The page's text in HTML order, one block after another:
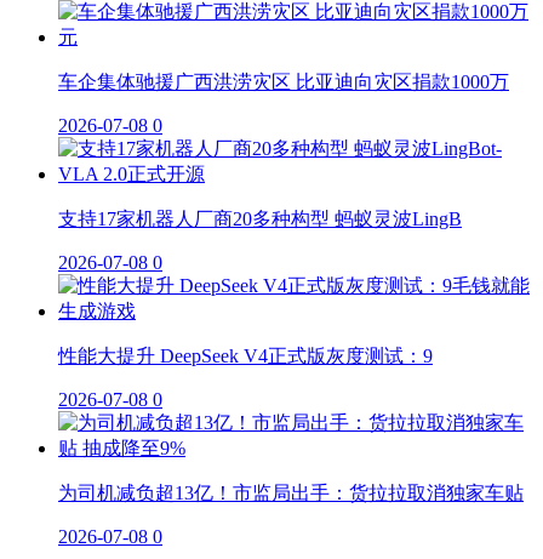
车企集体驰援广西洪涝灾区 比亚迪向灾区捐款1000万
2026-07-08 0
支持17家机器人厂商20多种构型 蚂蚁灵波LingB
2026-07-08 0
性能大提升 DeepSeek V4正式版灰度测试：9
2026-07-08 0
为司机减负超13亿！市监局出手：货拉拉取消独家车贴
2026-07-08 0